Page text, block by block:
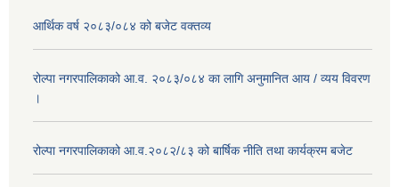
आर्थिक वर्ष २०८३/०८४ को बजेट वक्तव्य
रोल्पा नगरपालिकाको आ.व. २०८३/०८४ का लागि अनुमानित आय / व्यय विवरण
।
रोल्पा नगरपालिकाको आ.व.२०८२/८३ को बार्षिक नीति तथा कार्यक्रम बजेट